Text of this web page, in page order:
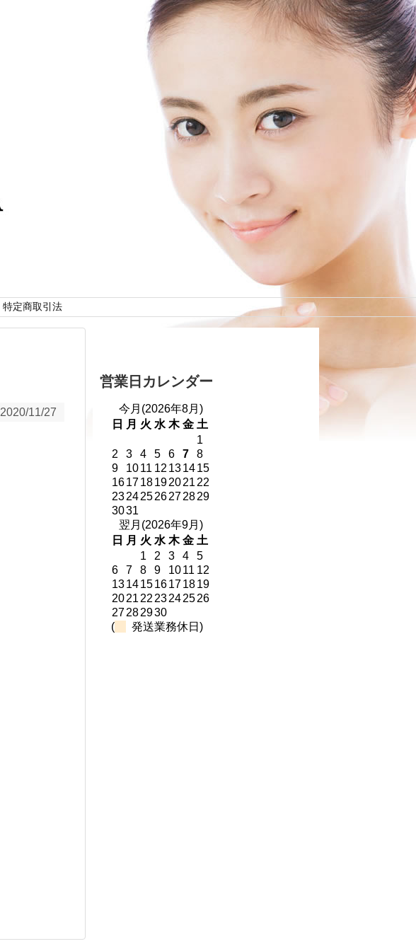
特定商取引法
2020/11/27
営業日カレンダー
今月(2026年8月)
日
月 火 水 木 金 土
1
2
3 4 5 6 7
8
9
1011 12 131415
161718192021 22
23242526272829
3031
翌月(2026年9月)
日
月 火 水 木 金 土
1
2 3 4
5
6
7 8 9 1011 12
13141516171819
2021 22 23242526
27282930
(
発送業務休日)